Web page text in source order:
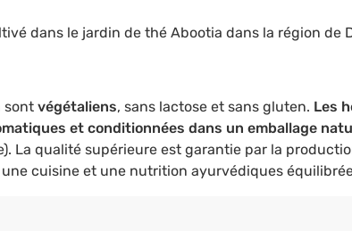
dans le jardin de thé Abootia dans la région de
sont végétaliens, sans lactose et sans gluten. Les
et conditionnées dans un emballage
La qualité supérieure est garantie par la
cuisine et une nutrition ayurvédiques